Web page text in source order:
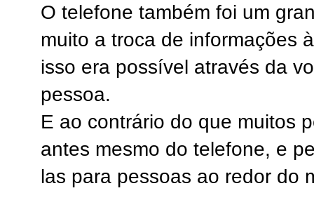
O telefone também foi um
muito a troca de informações
isso era possível através da
pessoa.
E ao contrário do que muitos
antes mesmo do telefone, e
las para pessoas ao redor do